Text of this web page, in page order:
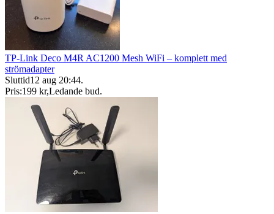
TP-Link Deco M4R AC1200 Mesh WiFi – komplett med
strömadapter
Sluttid12 aug 20:44.
Pris:199 kr,Ledande bud.